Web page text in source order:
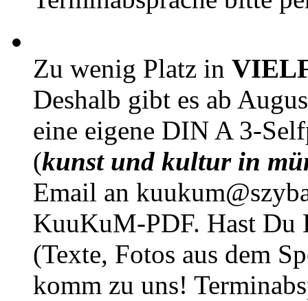
Zu wenig Platz in
Deshalb gibt es ab
eine eigene DIN A 3-
(kunst und kultur in
Email an
KuuKuM-PDF. Hast Du
(Texte, Fotos aus dem
komm zu uns!